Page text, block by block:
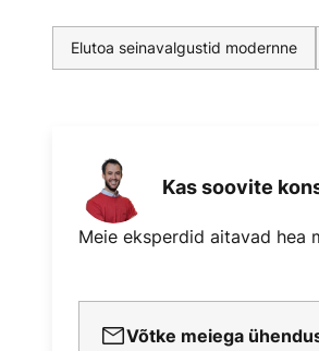
Elutoa seinavalgustid modernne
Kas soovite
Meie eksperdid aitavad hea
Võtke meiega